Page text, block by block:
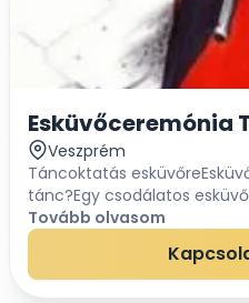
Esküvőceremónia
Veszprém
Táncoktatás
tánc?Egy csodálatos
nyitótánc, de nem
ifjú pár egy meglepetés
Tovább olvasom